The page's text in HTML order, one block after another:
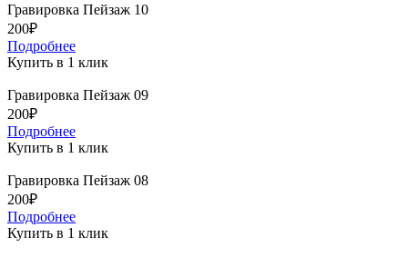
Гравировка Пейзаж 10
200₽
Подробнее
Купить в 1 клик
Гравировка Пейзаж 09
200₽
Подробнее
Купить в 1 клик
Гравировка Пейзаж 08
200₽
Подробнее
Купить в 1 клик